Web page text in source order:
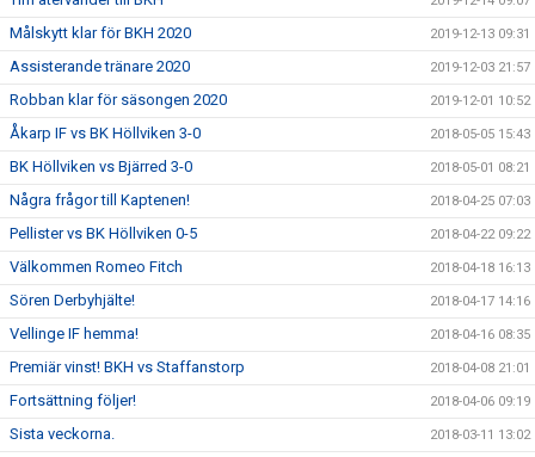
Målskytt klar för BKH 2020 2019-12-13 09:31
Assisterande tränare 2020 2019-12-03 21:57
Robban klar för säsongen 2020 2019-12-01 10:52
Åkarp IF vs BK Höllviken 3-0 2018-05-05 15:43
BK Höllviken vs Bjärred 3-0 2018-05-01 08:21
Några frågor till Kaptenen! 2018-04-25 07:03
Pellister vs BK Höllviken 0-5 2018-04-22 09:22
Välkommen Romeo Fitch 2018-04-18 16:13
Sören Derbyhjälte! 2018-04-17 14:16
Vellinge IF hemma! 2018-04-16 08:35
Premiär vinst! BKH vs Staffanstorp 2018-04-08 21:01
Fortsättning följer! 2018-04-06 09:19
Sista veckorna. 2018-03-11 13:02